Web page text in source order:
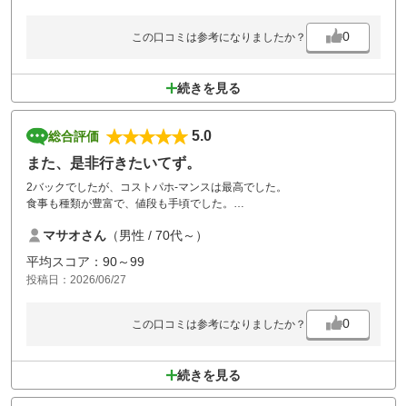
この口コミは参考になりましたか？ 0
続きを見る
総合評価
5.0
また、是非行きたいてず。
2バックでしたが、コストパホ-マンスは最高でした。
食事も種類が豊富で、値段も手頃でした。
す。
ロッカーヒィもありませんし、とにかくコ-スも良くて、また、是非いき
たいです。
皆様も一度行ってみて下さい。
マサオさん （男性 / 70代～）
平均スコア：90～99
投稿日：2026/06/27
この口コミは参考になりましたか？ 0
続きを見る